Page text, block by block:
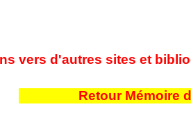
vers d'autres sites et
Retour Mémoire